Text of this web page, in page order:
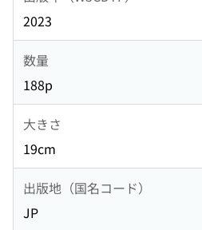
2023
数量
188p
大きさ
19cm
出版地（国名コード）
JP